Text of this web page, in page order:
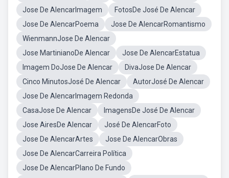
Jose De AlencarImagem
FotosDe José De Alencar
Jose De AlencarPoema
Jose De AlencarRomantismo
WienmannJose De Alencar
Jose MartinianoDe Alencar
Jose De AlencarEstatua
Imagem DoJose De Alencar
DivaJose De Alencar
Cinco MinutosJosé De Alencar
AutorJosé De Alencar
Jose De AlencarImagem Redonda
CasaJose De Alencar
ImagensDe José De Alencar
Jose AiresDe Alencar
José De AlencarFoto
Jose De AlencarArtes
Jose De AlencarObras
Jose De AlencarCarreira Política
Jose De AlencarPlano De Fundo